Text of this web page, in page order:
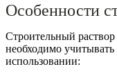
Особенности
Строительный
необходимо
использовании: